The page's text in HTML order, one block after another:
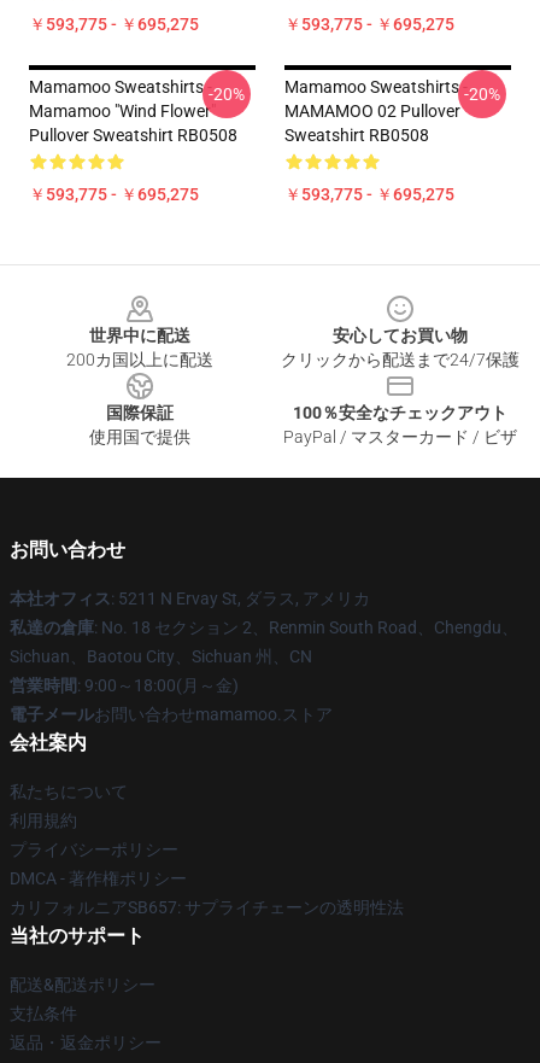
￥593,775 - ￥695,275 ￥593,775 - ￥695,275
Mamamoo Sweatshirts -
Mamamoo "Wind Flower"
Pullover Sweatshirt RB0508
￥593,775 - ￥695,275
-20%
Mamamoo Sweatshirts -
MAMAMOO 02 Pullover
Sweatshirt RB0508
￥593,775 - ￥695,275
-20%
世界中に配送
200カ国以上に配送
安心してお買い物
クリックから配送まで24/7保護
国際保証
使用国で提供
100％安全なチェックアウト
PayPal / マスターカード / ビザ
お問い合わせ
本社オフィス: 5211 N Ervay St, ダラス, アメリカ
私達の倉庫: No. 18 セクション 2、Renmin South Road、Chengdu、
Sichuan、Baotou City、Sichuan 州、CN
営業時間: 9:00～18:00(月～金)
電子メールお問い合わせmamamoo.ストア
会社案内
私たちについて
利用規約
プライバシーポリシー
DMCA - 著作権ポリシー
カリフォルニアSB657: サプライチェーンの透明性法
当社のサポート
配送&配送ポリシー
支払条件
返品・返金ポリシー